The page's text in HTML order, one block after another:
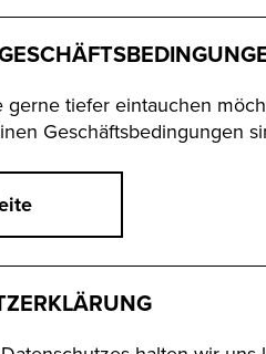
gerne tiefer eintauchen
Geschäftsbedingungen